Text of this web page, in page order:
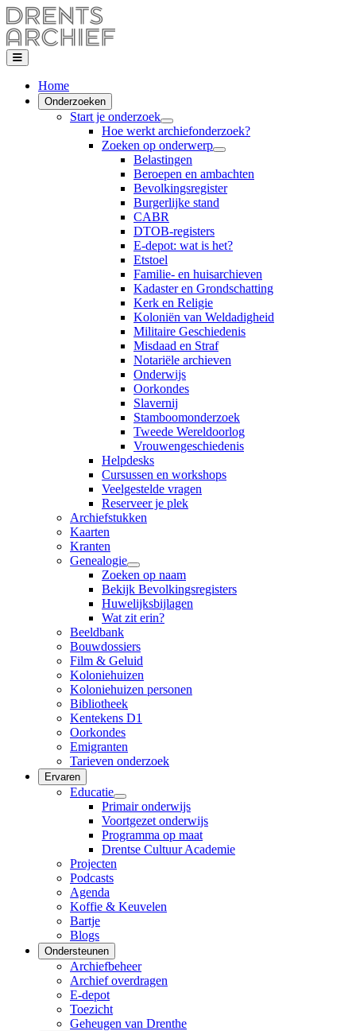
Home
Onderzoeken
Start je onderzoek
Hoe werkt archiefonderzoek?
Zoeken op onderwerp
Belastingen
Beroepen en ambachten
Bevolkingsregister
Burgerlijke stand
CABR
DTOB-registers
E-depot: wat is het?
Etstoel
Familie- en huisarchieven
Kadaster en Grondschatting
Kerk en Religie
Koloniën van Weldadigheid
Militaire Geschiedenis
Misdaad en Straf
Notariële archieven
Onderwijs
Oorkondes
Slavernij
Stamboomonderzoek
Tweede Wereldoorlog
Vrouwengeschiedenis
Helpdesks
Cursussen en workshops
Veelgestelde vragen
Reserveer je plek
Archiefstukken
Kaarten
Kranten
Genealogie
Zoeken op naam
Bekijk Bevolkingsregisters
Huwelijksbijlagen
Wat zit erin?
Beeldbank
Bouwdossiers
Film & Geluid
Koloniehuizen
Koloniehuizen personen
Bibliotheek
Kentekens D1
Oorkondes
Emigranten
Tarieven onderzoek
Ervaren
Educatie
Primair onderwijs
Voortgezet onderwijs
Programma op maat
Drentse Cultuur Academie
Projecten
Podcasts
Agenda
Koffie & Keuvelen
Bartje
Blogs
Ondersteunen
Archiefbeheer
Archief overdragen
E-depot
Toezicht
Geheugen van Drenthe